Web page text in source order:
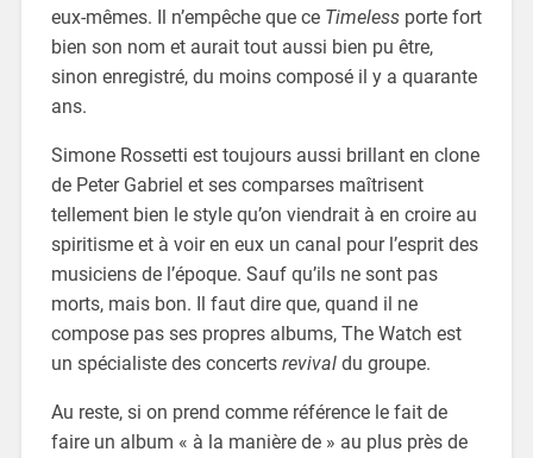
eux-mêmes. Il n’empêche que ce Timelessporte fort
bien son nom et aurait tout aussi bien pu être,
sinon enregistré, du moins composé il y a quarante
ans.
Simone Rossetti est toujours aussi brillant en clone
de Peter Gabriel et ses comparses maîtrisent
tellement bien le style qu’on viendrait à en croire au
spiritisme et à voir en eux un canal pour l’esprit des
musiciens de l’époque. Sauf qu’ils ne sont pas
morts, mais bon. Il faut dire que, quand il ne
compose pas ses propres albums, The Watch est
un spécialiste des concerts revivaldu groupe.
Au reste, si on prend comme référence le fait de
faire un album « à la manière de » au plus près de